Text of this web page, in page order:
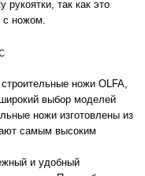
рукоятки, так как это
ножом.
ножи OLFA,
выбор моделей
ножи изготовлены из
самым высоким
и удобный